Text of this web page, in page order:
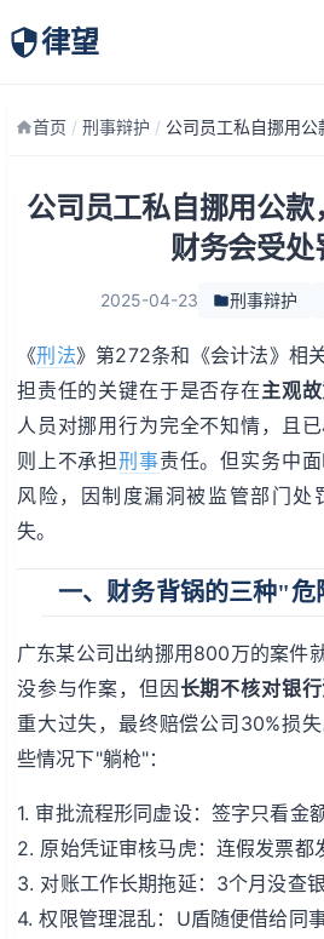
律望
律师团队
首页 / 刑事辩护 /
公司员工私自挪用公款
财务会受处
2025-04-23 刑事辩护
《刑法》第272条和《会计法》相
担责任的关键在于是否存在主观
人员对挪用行为完全不知情，且
则上不承担刑事责任。但实务中
风险，因制度漏洞被监管部门处
失。
一、财务背锅的三种"危
广东某公司出纳挪用800万的案件
没参与作案，但因 长期不核对银
重大过失，最终赔偿公司30%损
些情况下"躺枪"：
1. 审批流程形同虚设：签字只看金
2. 原始凭证审核马虎：连假发票都
3. 对账工作长期拖延：3个月没查
4. 权限管理混乱：U盾随便借给同